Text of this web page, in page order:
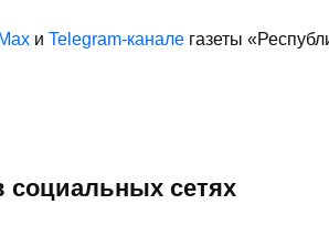
Max и Telegram-канале газеты
социальных сетях